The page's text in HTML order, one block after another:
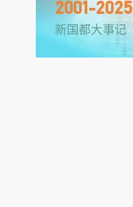
2001-2025
新国都大事记